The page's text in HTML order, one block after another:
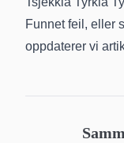
Funnet feil, eller
oppdaterer vi